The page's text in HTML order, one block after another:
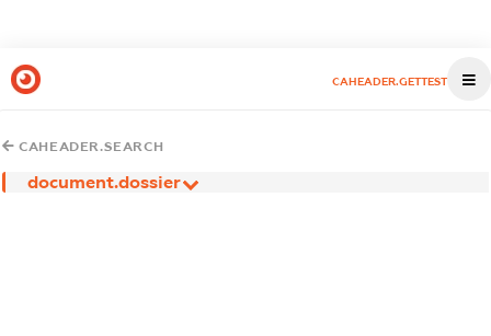
CAHEADER.GETTEST
CAHEADER.SEARCH
document.dossier